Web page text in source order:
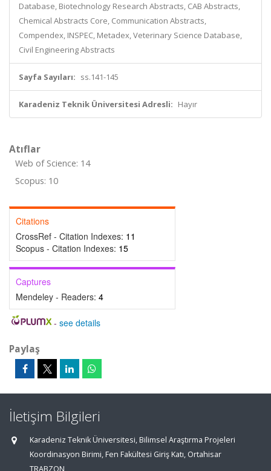
Database, Biotechnology Research Abstracts, CAB Abstracts,
Chemical Abstracts Core, Communication Abstracts,
Compendex, INSPEC, Metadex, Veterinary Science Database,
Civil Engineering Abstracts
Sayfa Sayıları: ss.141-145
Karadeniz Teknik Üniversitesi Adresli: Hayır
Atıflar
Web of Science: 14
Scopus: 10
Citations
CrossRef - Citation Indexes: 11
Scopus - Citation Indexes: 15
Captures
Mendeley - Readers: 4
- see details
Paylaş
İletişim Bilgileri
Karadeniz Teknik Üniversitesi, Bilimsel Araştırma Projeleri
Koordinasyon Birimi, Fen Fakültesi Giriş Katı, Ortahisar
TRABZON